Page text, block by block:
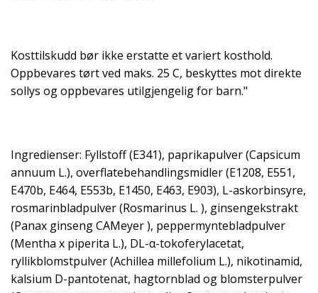
Kosttilskudd bør ikke erstatte et variert kosthold.
Oppbevares tørt ved maks. 25 C, beskyttes mot direkte
sollys og oppbevares utilgjengelig for barn."
Ingredienser: Fyllstoff (E341), paprikapulver (Capsicum
annuum L.), overflatebehandlingsmidler (E1208, E551,
E470b, E464, E553b, E1450, E463, E903), L-askorbinsyre,
rosmarinbladpulver (Rosmarinus L. ), ginsengekstrakt
(Panax ginseng CAMeyer ), peppermyntebladpulver
(Mentha x piperita L.), DL-α-tokoferylacetat,
ryllikblomstpulver (Achillea millefolium L.), nikotinamid,
kalsium D-pantotenat, hagtornblad og blomsterpulver